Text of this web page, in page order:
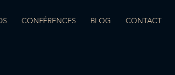
CONFÉRENCES BLOG CONTACT